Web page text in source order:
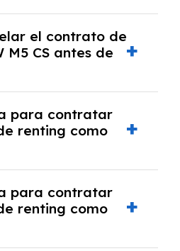
tipo de entrada
exija el proveedor
estudio de viabilidad
el contrato de
M5 CS antes de
por
Es importante revisar
y hablar con un
para contratar
renting como
una consulta de solvencia
inicial.
para contratar
renting como